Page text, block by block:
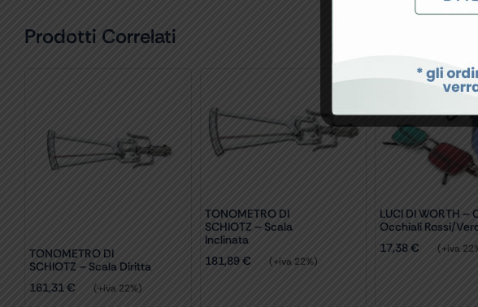
Prodotti Correlati
TONOMETRO DI
SCHIOTZ – Scala Diritta
161,31€ (+iva 22%)
TONOMETRO DI
SCHIOTZ – Scala
Inclinata
181,89€ (+iva 22%)
LUCI DI WORTH –
Occhiali Rossi/
17,38€ (+iva